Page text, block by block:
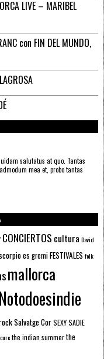
LIVE – MARIBEL
con FIN DEL MUNDO,
salutatus at quo. Tantas
mea et, probo tantas
CONCIERTOS cultura David
es gremiFESTIVALES folk
mallorca
Notodoesindie
Salvatge CorSEXY SADIE
the indian summerthe